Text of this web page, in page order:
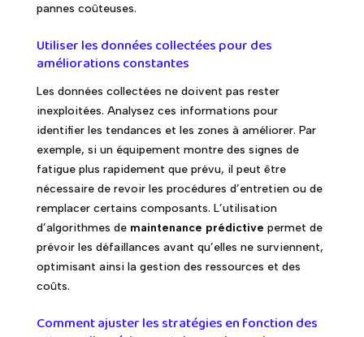
pannes coûteuses.
Utiliser les données collectées pour des
améliorations constantes
Les données collectées ne doivent pas rester
inexploitées. Analysez ces informations pour
identifier les tendances et les zones à améliorer. Par
exemple, si un équipement montre des signes de
fatigue plus rapidement que prévu, il peut être
nécessaire de revoir les procédures d’entretien ou de
remplacer certains composants. L’utilisation
d’algorithmes de maintenance prédictive permet de
prévoir les défaillances avant qu’elles ne surviennent,
optimisant ainsi la gestion des ressources et des
coûts.
Comment ajuster les stratégies en fonction des